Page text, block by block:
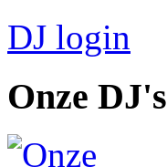
DJ login
Onze DJ's